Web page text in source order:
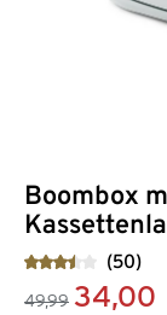
Boombox
(50)
49,99 34,00